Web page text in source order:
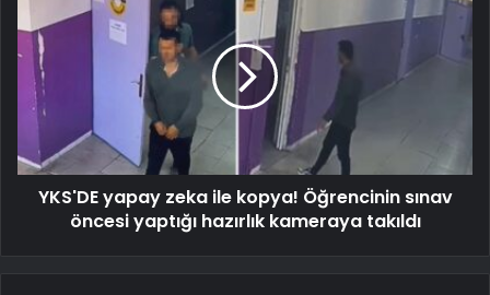
YKS'DE yapay zeka ile kopya! Öğrencinin sınav
öncesi yaptığı hazırlık kameraya takıldı